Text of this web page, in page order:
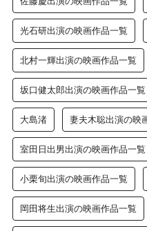
光石研出演の映画作品一覧
北村一輝出演の映画作品一覧
坂口健太郎出演の映画作品一覧
大島渚 妻夫木聡出演の映
室田日出男出演の映画作品一覧
小栗旬出演の映画作品一覧
岡田将生出演の映画作品一覧